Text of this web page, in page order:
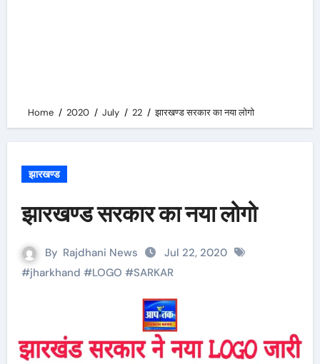
Home 2020 July 22 झारखण्ड सरकार का नया लोगो
झारखण्ड
झारखण्ड सरकार का नया लोगो
By Rajdhani News
Jul 22, 2020
#jharkhand #LOGO #SARKAR